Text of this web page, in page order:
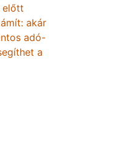
előtt
akár
adó-
a